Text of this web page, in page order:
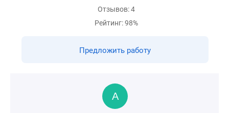
Отзывов: 4
Рейтинг: 98%
Предложить работу